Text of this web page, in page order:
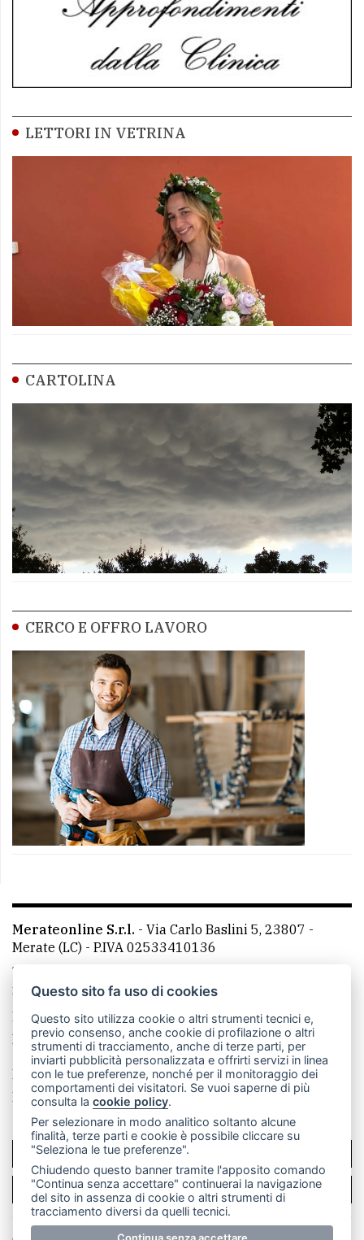
LETTORI IN VETRINA
CARTOLINA
CERCO E OFFRO LAVORO
Merateonline S.r.l. - Via Carlo Baslini 5, 23807 -
Merate (LC) - P.IVA 02533410136
Telefono:
mail: redazione@merateonline.it
La redazione
CasateOnline LeccoOnline
RSS
Made by VIP
Privacy policy
Cookie policy
Rivedi le tue scelte sui cookie
SCRIVICI
PER LA TUA PUBBLICITÀ
Questo sito fa uso di cookies
Questo sito utilizza cookie o altri strumenti tecnici e,
previo consenso, anche cookie di profilazione o altri
strumenti di tracciamento, anche di terze parti, per
inviarti pubblicità personalizzata e offrirti servizi in linea
con le tue preferenze, nonché per il monitoraggio dei
comportamenti dei visitatori. Se vuoi saperne di più
consulta lacookie policy.
Per selezionare in modo analitico soltanto alcune
finalità, terze parti e cookie è possibile cliccare su
"Seleziona le tue preferenze".
Chiudendo questo banner tramite l'apposito comando
"Continua senza accettare" continuerai la navigazione
del sito in assenza di cookie o altri strumenti di
tracciamento diversi da quelli tecnici.